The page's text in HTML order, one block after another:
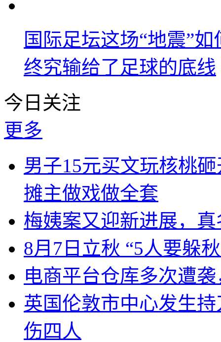
国际足坛这场“地震”
终究输给了足球的底线
今日关注
更多
男子15元买文玩核桃
摊主做戏做全套
梅姨案又迎新进展，
8月7日立秋 “5人要躲
电商平台仓库多次遭
英国伦敦市中心发生
伤四人